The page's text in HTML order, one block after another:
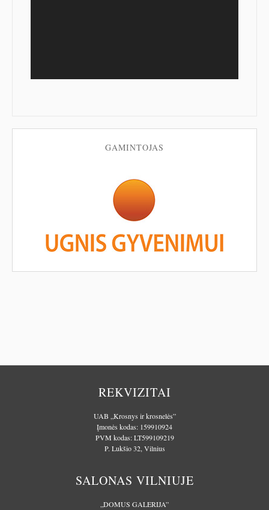
GAMINTOJAS
REKVIZITAI
UAB „Krosnys ir krosnelės”
Įmonės kodas: 159910924
PVM kodas: LT599109219
P. Lukšio 32, Vilnius
SALONAS VILNIUJE
„DOMUS GALERIJA”